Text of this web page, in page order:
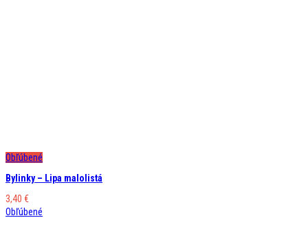
Obľúbené
Bylinky – Lipa malolistá
3,40 €
Obľúbené